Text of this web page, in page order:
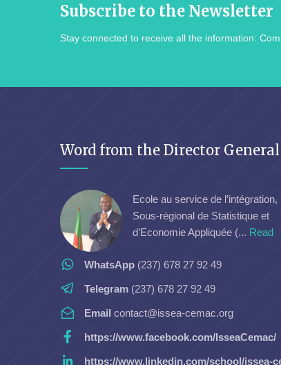
Subscribe to the Newsletter
Stay connected to receive all the information:
Word from the Director General
Ecole au service de l’intégration,
Sous-régional de Statistique et
d’Economie Appliquée (... Read
WhatsApp (237) 678 27 92 49
Telegram (237) 678 27 92 49
Email contact@issea-cemac.org
https://www.facebook.com/IsseaCemac/
https://www.linkedin.com/school/issea-